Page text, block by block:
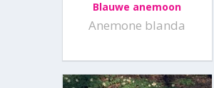
Blauwe anemoon
Anemone blanda